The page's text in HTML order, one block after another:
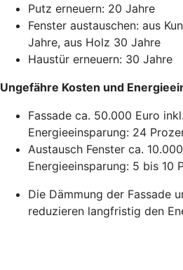
Putz erneuern: 20 Jahre
Fenster austauschen: aus
Jahre, aus Holz 30 Jahre
Haustür erneuern: 30 Jahre
Ungefähre Kosten und
Fassade ca. 50.000 Euro
Energieeinsparung: 24
Austausch Fenster ca.
Energieeinsparung: 5 bis 10
Die Dämmung der Fassade
reduzieren langfristig den